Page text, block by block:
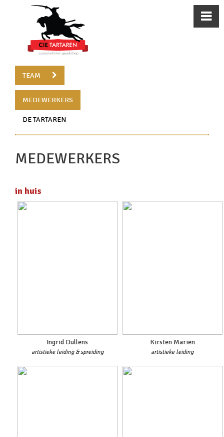
TEAM
MEDEWERKERS
DE TARTAREN
MEDEWERKERS
in huis
Ingrid Dullens
artistieke leiding & spreiding
Kirsten Mariën
artistieke leiding